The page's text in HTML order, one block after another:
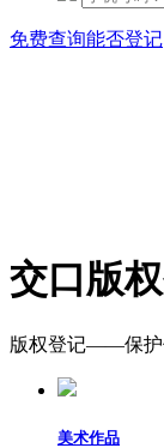
免费查询能否登记
交口版
版权登记——保护
美术作品